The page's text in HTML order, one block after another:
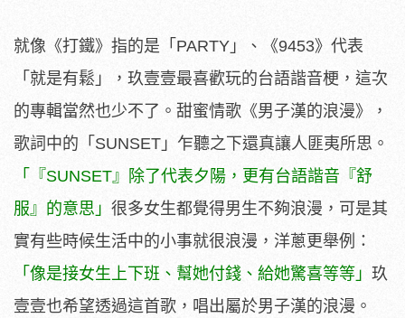
就像《打鐵》指的是「PARTY」、《9453》代表
「就是有鬆」，玖壹壹最喜歡玩的台語諧音梗，這次
的專輯當然也少不了。甜蜜情歌《男子漢的浪漫》，
歌詞中的「SUNSET」乍聽之下還真讓人匪夷所思。
「『SUNSET』除了代表夕陽，更有台語諧音『舒
服』的意思」 很多女生都覺得男生不夠浪漫，可是其
實有些時候生活中的小事就很浪漫，洋蔥更舉例：
「像是接女生上下班、幫她付錢、給她驚喜等等」 玖
壹壹也希望透過這首歌，唱出屬於男子漢的浪漫。